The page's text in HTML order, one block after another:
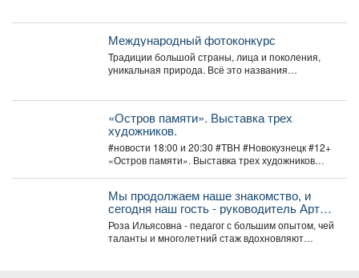
Международный фотоконкурс
Традиции большой страны, лица и поколения,
уникальная природа. Всё это названия
«Остров памяти». Выставка трех
художников.
#новости 18:00 и 20:30 #ТВН #Новокузнецк #12+
«Остров памяти». Выставка трех художников
Мы продолжаем наше знакомство, и
сегодня наш гость - руководитель Арт-
студии «Просто интересно» - Некрасова
Роза Ильясовна.
Роза Ильясовна - педагог с большим опытом, чей
таланты и многолетний стаж вдохновляют